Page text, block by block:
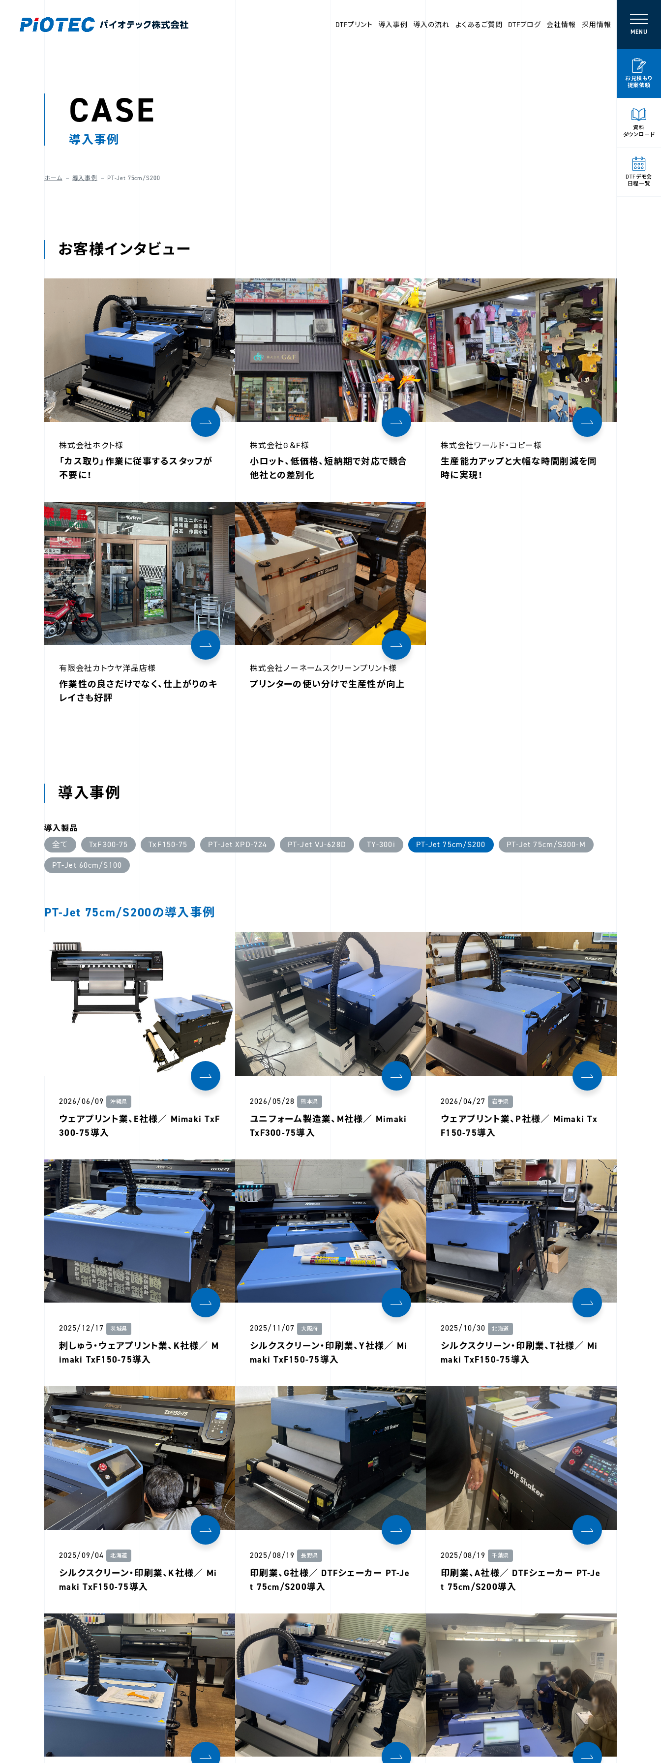
MENU
DTFプリント 導入事例 導入の流れ よくあるご質問 DTFブログ 会社情報 採用情報
お見積もり
提案依頼
資料
ダウンロード
DTFデモ会
日程一覧
導入事例
CASE
ホーム 導入事例 PT-Jet 75cm/S200
お客様インタビュー
株式会社ホクト様
「カス取り」作業に従事するスタッフが
不要に！
株式会社G＆F様
小ロット、低価格、短納期で対応で競合
他社との差別化
株式会社ワールド・コピー様
生産能力アップと大幅な時間削減を同
時に実現！
有限会社カトウヤ洋品店様
作業性の良さだけでなく、仕上がりのキ
レイさも好評
株式会社ノーネームスクリーンプリント様
プリンターの使い分けで生産性が向上
導入事例
導入製品
全て
TxF300-75 TxF150-75 PT-Jet XPD-724 PT-Jet VJ-628D TY-300i PT-Jet 75cm/S200
PT-Jet 75cm/S300-M
PT-Jet 60cm/S100
PT-Jet 75cm/S200の導入事例
2026/06/09 沖縄県
ウェアプリント業、E社様／ Mimaki TxF
300-75導入
2026/05/28 熊本県
ユニフォーム製造業、M社様／ Mimaki
TxF300-75導入
2026/04/27 岩手県
ウェアプリント業、P社様／ Mimaki Tx
F150-75導入
2025/12/17 茨城県
刺しゅう・ウェアプリント業、K社様／ M
imaki TxF150-75導入
2025/11/07 大阪府
シルクスクリーン・印刷業、Y社様／ Mi
maki TxF150-75導入
2025/10/30 北海道
シルクスクリーン・印刷業、T社様／ Mi
maki TxF150-75導入
2025/09/04 北海道
シルクスクリーン・印刷業、K社様／ Mi
maki TxF150-75導入
2025/08/19 長野県
印刷業、G社様／ DTFシェーカー PT-Je
t 75cm/S200導入
2025/08/19 千葉県
印刷業、A社様／ DTFシェーカー PT-Je
t 75cm/S200導入